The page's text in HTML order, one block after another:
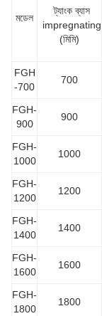
মডেল
ট্যাংক ব্যাস
impregnating
(মিমি)
FGH
-700
700
FGH-
900
900
FGH-
1000
1000
FGH-
1200
1200
FGH-
1400
1400
FGH-
1600
1600
FGH-
1800
1800